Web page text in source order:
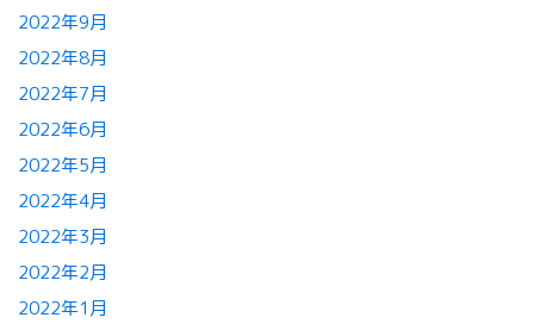
2022年9月
2022年8月
2022年7月
2022年6月
2022年5月
2022年4月
2022年3月
2022年2月
2022年1月